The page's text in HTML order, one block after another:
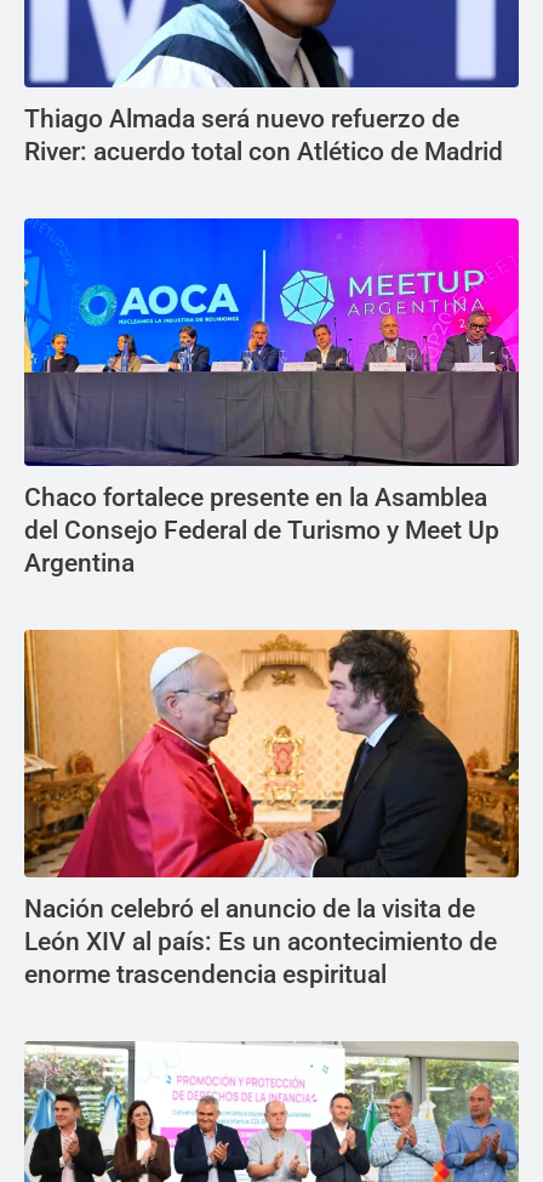
Thiago Almada será nuevo refuerzo de
River: acuerdo total con Atlético de Madrid
Chaco fortalece presente en la Asamblea
del Consejo Federal de Turismo y Meet Up
Argentina
Nación celebró el anuncio de la visita de
León XIV al país: Es un acontecimiento de
enorme trascendencia espiritual